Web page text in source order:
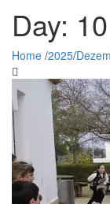
Day:
Home /2025/